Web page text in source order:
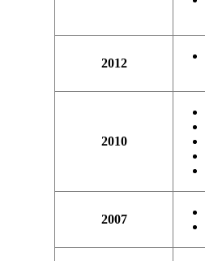
2012
2010
2007